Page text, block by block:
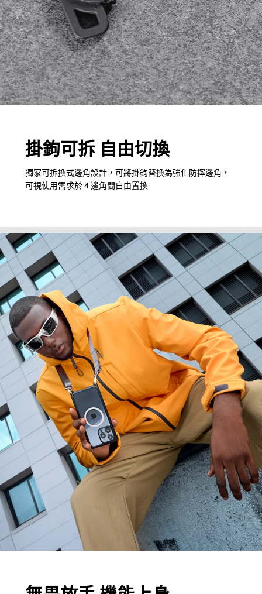
掛鉤可拆 自由切換
獨家可拆換式邊角設計，可將掛鉤替換為強化防摔邊角，
可視使用需求於 4 邊角間自由置換